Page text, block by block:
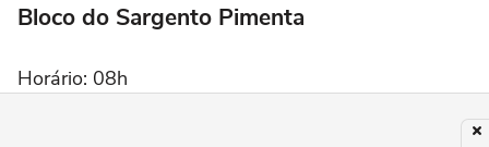
Bloco do Sargento Pimenta
Horário: 08h